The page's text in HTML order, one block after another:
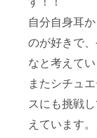
自分自身耳
のが好きで
なと考えてい
またシチュ
スにも挑戦
えています。